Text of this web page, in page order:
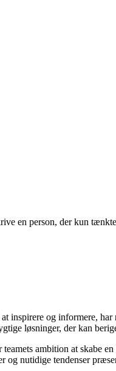
en person, der kun
inspirere og informere,
løsninger, der kan
ambition at skabe
og nutidige tendenser